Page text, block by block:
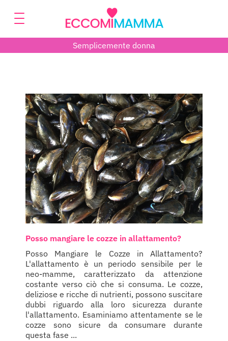
Semplicemente donna
Posso mangiare le cozze in allattamento?
Posso Mangiare le Cozze in Allattamento?
L'allattamento è un periodo sensibile per le
neo-mamme, caratterizzato da attenzione
costante verso ciò che si consuma. Le cozze,
deliziose e ricche di nutrienti, possono suscitare
dubbi riguardo alla loro sicurezza durante
l'allattamento. Esaminiamo attentamente se le
cozze sono sicure da consumare durante
questa fase ...